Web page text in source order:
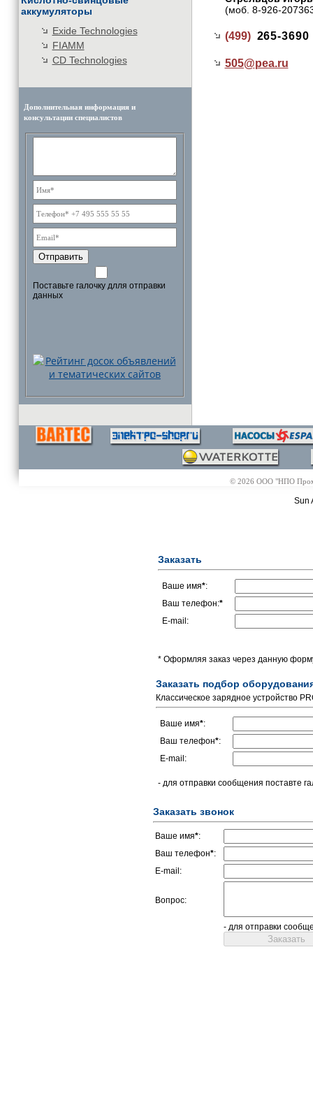
аккумуляторы
Exide Technologies
FIAMM
CD Technologies
Дополнительная информация и
консультации специалистов
Отправить
Поставьте галочку длля отправки
данных
(моб. 8-926-
(499) 265-3690
505@pea.ru
© 2026 ООО "НПО
Sun
Заказать
Ваше имя*:
Ваш телефон:*
E-mail:
* Оформляя заказ через данную
Заказать подбор
Классическое зарядное устройство
Ваше имя*:
Ваш телефон*:
E-mail:
- для отправки сообщения поставте
Заказать звонок
Ваше имя*:
Ваш телефон*:
E-mail:
Вопрос:
- для отправки